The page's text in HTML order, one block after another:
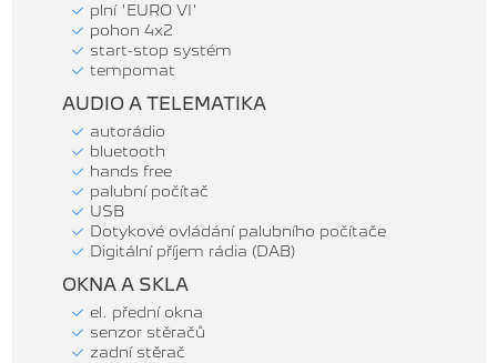
plní 'EURO VI'
pohon 4x2
start-stop systém
tempomat
AUDIO A TELEMATIKA
autorádio
bluetooth
hands free
palubní počítač
USB
Dotykové ovládání palubního počítače
Digitální příjem rádia (DAB)
OKNA A SKLA
el. přední okna
senzor stěračů
zadní stěrač